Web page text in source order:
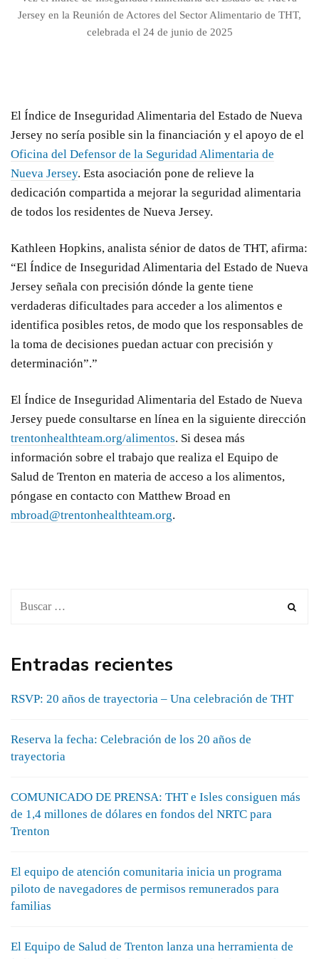
Jersey en la Reunión de Actores del Sector Alimentario de THT,
celebrada el 24 de junio de 2025
El Índice de Inseguridad Alimentaria del Estado de Nueva
Jersey no sería posible sin la financiación y el apoyo de el
Oficina del Defensor de la Seguridad Alimentaria de
Nueva Jersey. Esta asociación pone de relieve la
dedicación compartida a mejorar la seguridad alimentaria
de todos los residentes de Nueva Jersey.
Kathleen Hopkins, analista sénior de datos de THT, afirma:
“El Índice de Inseguridad Alimentaria del Estado de Nueva
Jersey señala con precisión dónde la gente tiene
verdaderas dificultades para acceder a los alimentos e
identifica posibles retos, de modo que los responsables de
la toma de decisiones puedan actuar con precisión y
determinación”.”
El Índice de Inseguridad Alimentaria del Estado de Nueva
Jersey puede consultarse en línea en la siguiente dirección
trentonhealthteam.org/alimentos. Si desea más
información sobre el trabajo que realiza el Equipo de
Salud de Trenton en materia de acceso a los alimentos,
póngase en contacto con Matthew Broad en
mbroad@trentonhealthteam.org.
Entradas recientes
RSVP: 20 años de trayectoria – Una celebración de THT
Reserva la fecha: Celebración de los 20 años de
trayectoria
COMUNICADO DE PRENSA: THT e Isles consiguen más
de 1,4 millones de dólares en fondos del NRTC para
Trenton
El equipo de atención comunitaria inicia un programa
piloto de navegadores de permisos remunerados para
familias
El Equipo de Salud de Trenton lanza una herramienta de